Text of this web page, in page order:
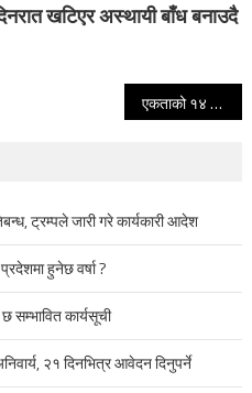
खटिएर अस्थायी बाँध बनाउदै
एकताको १४ महिनापछि नेकपामा कार्यदिशाको बिबाद सल्टियो, ‘जनताको जनवाद’ मै सहमति
ट्रम्पले जारी गरे कार्यकारी आदेश
हुनेछ वर्षा ?
सम्भावित कार्यसूची
२१ दिनभित्र आवेदन दिनुपर्ने